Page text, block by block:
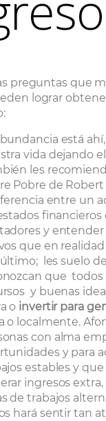
preguntas que
lograr
está
vida dejando
les
Pobre de
entre un
y
que en realidad
último;
les suelo
que todos
y buenas
o invertir para
o localmente.
con alma
y para
estables y
ingresos
de trabajos
hará sentir tan